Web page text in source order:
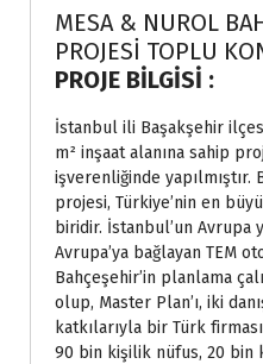
MESA & NUROL
PROJESİ TOPLU
PROJE BİLGİSİ :
İstanbul ili Başakşehir
m² inşaat alanına sahip
işverenliğinde
projesi, Türkiye’nin en
biridir. İstanbul’un Avrupa
Avrupa’ya bağlayan TEM
Bahçeşehir’in planlama
olup, Master Plan’ı, iki
katkılarıyla bir Türk
90 bin kişilik nüfus, 20 bin